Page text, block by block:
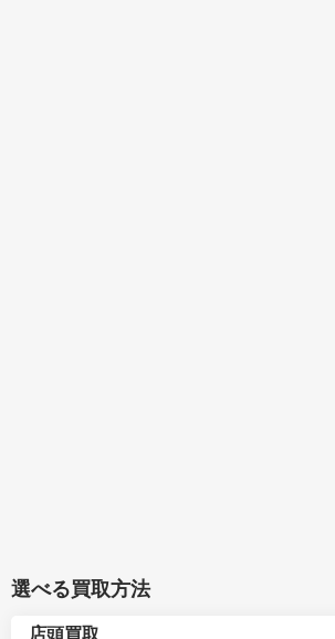
選べる買取方法
店頭買取